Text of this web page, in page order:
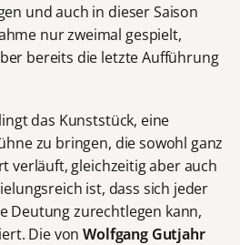
und auch in dieser Saison
nur zweimal gespielt,
bereits die letzte Aufführung
das Kunststück, eine
zu bringen, die sowohl ganz
verläuft, gleichzeitig aber auch
ist, dass sich jeder
Deutung zurechtlegen kann,
Die vonWolfgang Gutjahr